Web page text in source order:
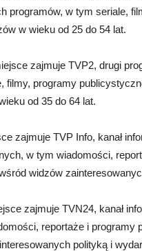
programów, w tym seriale,
w wieku od 25 do 54 lat.
zajmuje TVP2, drugi
filmy, programy
od 35 do 64 lat.
zajmuje TVP Info, kanał
w tym wiadomości,
widzów
zajmuje TVN24, kanał
reportaże i programy
polityką i